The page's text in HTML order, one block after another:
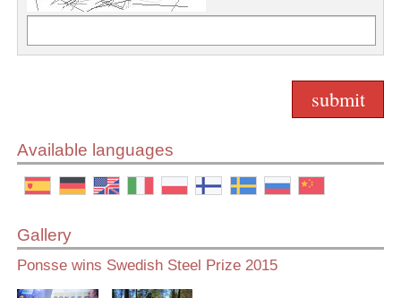
Available languages
Gallery
Ponsse wins Swedish Steel Prize 2015